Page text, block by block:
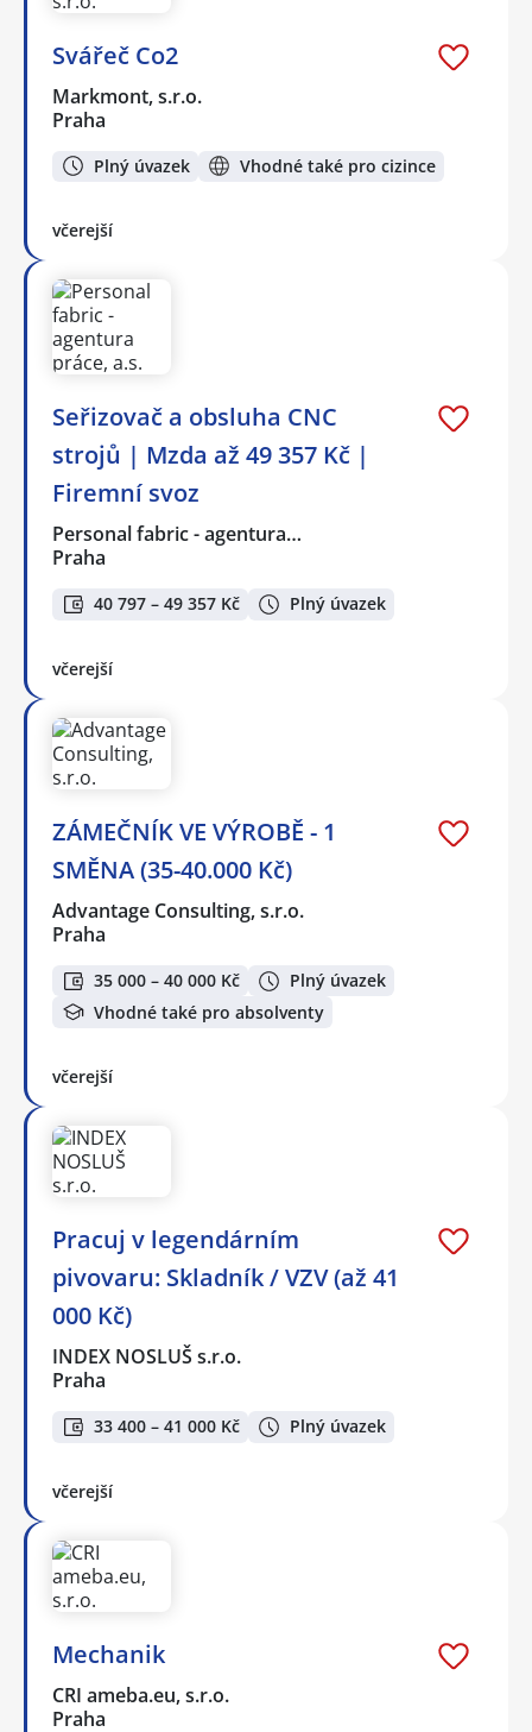
Svářeč Co2
Markmont, s.r.o.
Praha
Plný úvazek Vhodné také pro cizince
včerejší
Seřizovač a obsluha CNC
strojů | Mzda až 49 357 Kč |
Firemní svoz
Personal fabric - agentura…
Praha
40 797 – 49 357 Kč Plný úvazek
včerejší
ZÁMEČNÍK VE VÝROBĚ - 1
SMĚNA (35-40.000 Kč)
Advantage Consulting, s.r.o.
Praha
35 000 – 40 000 Kč
Plný úvazek
Vhodné také pro absolventy
včerejší
Pracuj v legendárním
pivovaru: Skladník / VZV (až 41
000 Kč)
INDEX NOSLUŠ s.r.o.
Praha
33 400 – 41 000 Kč Plný úvazek
včerejší
Mechanik
CRI ameba.eu, s.r.o.
Praha